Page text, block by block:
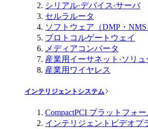
シリアル·デバイス·サーバ
セルラルータ
ソフトウェア（DMP・NMS
プロトコルゲートウェイ
メディアコンバータ
産業用イーサネット·ソリ
産業用ワイヤレス
インテリジェントシステム
CompactPCI プラットフォー
インテリジェントビデオプ